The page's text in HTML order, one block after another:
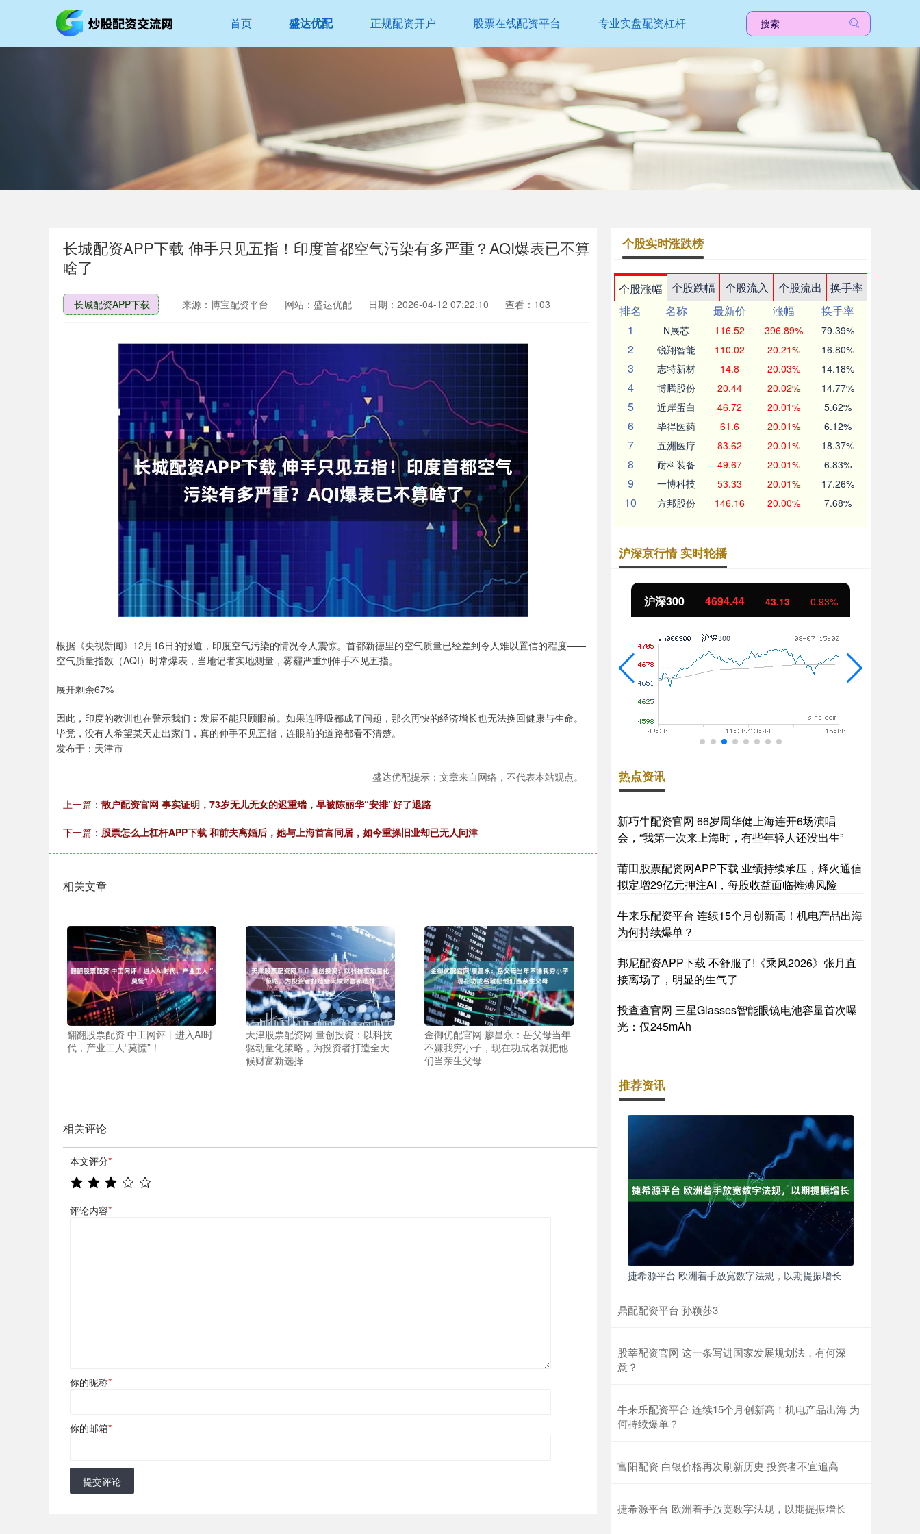
首页 盛达优配 正规配资开户 股票在线配资平台 专业实盘配资杠杆
长城配资APP下载 伸手只见五指！印度首都空气污染有多严重？AQI爆表已不算
啥了
长城配资APP下载 来源：博宝配资平台 网站：盛达优配 日期：2026-04-12 07:22:10 查看：103
根据《央视新闻》12月16日的报道，印度空气污染的情况令人震惊。首都新德里的空气质量已经差到令人难以置信的程度——
空气质量指数（AQI）时常爆表，当地记者实地测量，雾霾严重到伸手不见五指。
展开剩余67%
因此，印度的教训也在警示我们：发展不能只顾眼前。如果连呼吸都成了问题，那么再快的经济增长也无法换回健康与生命。
毕竟，没有人希望某天走出家门，真的伸手不见五指，连眼前的道路都看不清楚。
发布于：天津市
盛达优配提示：文章来自网络，不代表本站观点。
上一篇： 散户配资官网 事实证明，73岁无儿无女的迟重瑞，早被陈丽华“安排”好了退路
下一篇： 股票怎么上杠杆APP下载 和前夫离婚后，她与上海首富同居，如今重操旧业却已无人问津
相关文章
翻翻股票配资 中工网评丨进入AI时
代，产业工人“莫慌”！
天津股票配资网 ​​量创投资：以科技
驱动量化策略，为投资者打造全天
候财富新选择
金御优配官网 廖昌永：岳父母当年
不嫌我穷小子，现在功成名就把他
们当亲生父母
相关评论
本文评分*
评论内容*
你的昵称*
你的邮箱*
提交评论
个股实时涨跌榜
个股涨幅 个股跌幅 个股流入 个股流出
换手率
排名
名称 最新价 涨幅
换手率
1
N展芯 116.52 396.89% 79.39%
2 锐翔智能 110.02 20.21% 16.80%
3 志特新材 14.8 20.03% 14.18%
4 博腾股份 20.44 20.02% 14.77%
5 近岸蛋白 46.72 20.01% 5.62%
6 毕得医药 61.6 20.01% 6.12%
7 五洲医疗 83.62 20.01% 18.37%
8 耐科装备 49.67 20.01% 6.83%
9 一博科技 53.33 20.01% 17.26%
10 方邦股份 146.16 20.00% 7.68%
沪深京行情 实时轮播
上证指数 3940.04 1.02% 深证成指 14311.01 200.89 沪深300 4694.44 43.13 0.93%
热点资讯
新巧牛配资官网 66岁周华健上海连开6场演唱
会，“我第一次来上海时，有些年轻人还没出生”
莆田股票配资网APP下载 业绩持续承压，烽火通信
拟定增29亿元押注AI，每股收益面临摊薄风险
牛来乐配资平台 连续15个月创新高！机电产品出海
为何持续爆单？
邦尼配资APP下载 不舒服了!《乘风2026》张月直
接离场了，明显的生气了
投查查官网 三星Glasses智能眼镜电池容量首次曝
光：仅245mAh
推荐资讯
捷希源平台 欧洲着手放宽数字法规，以期提振增长
鼎配配资平台 孙颖莎3
股莘配资官网 这一条写进国家发展规划法，有何深
意？
牛来乐配资平台 连续15个月创新高！机电产品出海 为
何持续爆单？
富阳配资 白银价格再次刷新历史 投资者不宜追高
捷希源平台 欧洲着手放宽数字法规，以期提振增长